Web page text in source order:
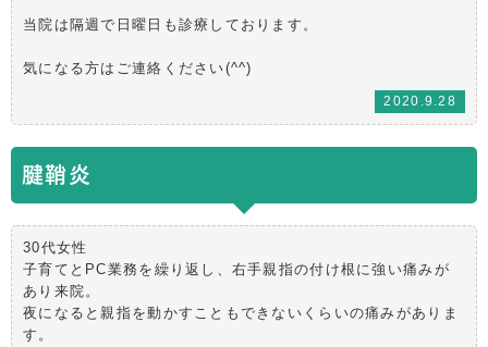
当院は隔週で日曜日も診療しております。
気になる方はご連絡ください(^^)
2020.9.28
腱鞘炎
30代女性
子育てとPC業務を繰り返し、右手親指の付け根に強い痛みが
あり来院。
夜になると親指を動かすこともできないくらいの痛みがありま
す。